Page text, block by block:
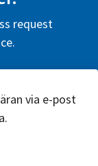
request
via e-post